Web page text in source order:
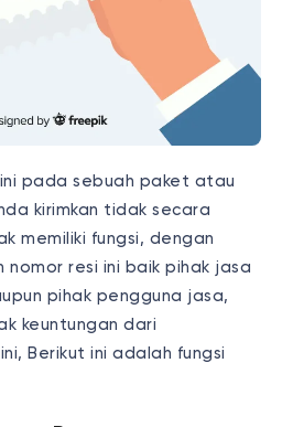
pada sebuah paket atau
kirimkan tidak secara
memiliki fungsi, dengan
resi ini baik pihak jasa
pihak pengguna jasa,
keuntungan dari
Berikut ini adalah fungsi